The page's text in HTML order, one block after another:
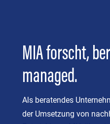
MIA forscht,
managed.
Als beratendes
der Umsetzung von